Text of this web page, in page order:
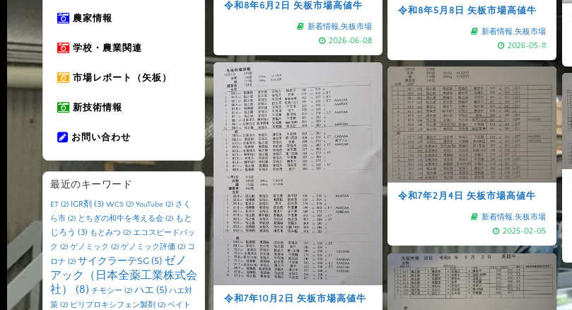
農家情報
学校・農業関連
市場レポート（矢板）
新技術情報
お問い合わせ
令和8年6月2日 矢板市場高値牛
新着情報,矢板市場
2026-06-08
令和8年5月8日 矢板市場高値牛
新着情報,矢板市場
2026-05-11
令和7年10月2日 矢板市場高値牛
令和7年2月4日 矢板市場高値牛
新着情報,矢板市場
2025-02-05
最近のキーワード
ET (2) IGR剤 (3) WCS (2) YouTube (2) さく
ら市 (2) とちぎの和牛を考える会 (2) もと
じろう (3) もとみつ (2) エコスピードパッ
ク (2) ゲノミック (2) ゲノミック評価 (2) コ
ロナ (2) サイクラーテSG(5) ゼノ
アック（日本全薬工業株式会
社）
(8) チモシー (2) ハエ (5) ハエ対
策 (2) ピリプロキシフェン製剤 (2) ベイト